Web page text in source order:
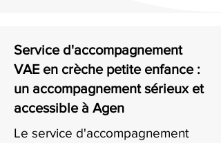
Service d'accompagnement
VAE en crèche petite enfance :
un accompagnement sérieux et
accessible à Agen
Le service d'accompagnement